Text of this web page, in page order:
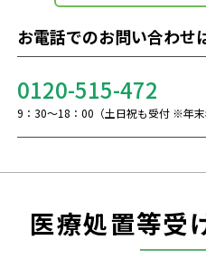
お電話でのお問い合わせ
0120-515-472
9：30～18：00（土日祝も受付 ※年末
医療処置等受